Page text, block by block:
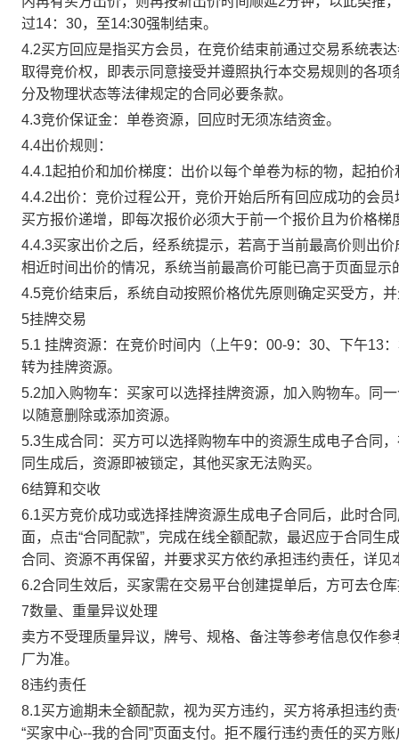
过14：30，至14:30强制结束。
4.2买方回应是指买方会员，在竞价结束前通过交易系统表
取得竞价权，即表示同意接受并遵照执行本交易规则的各
分及物理状态等法律规定的合同必要条款。
4.3竞价保证金：单卷资源，回应时无须冻结资金。
4.4出价规则：
4.4.1起拍价和加价梯度：出价以每个单卷为标的物，起拍
4.4.2出价：竞价过程公开，竞价开始后所有回应成功的会
买方报价递增，即每次报价必须大于前一个报价且为价格
4.4.3买家出价之后，经系统提示，若高于当前最高价则出
相近时间出价的情况，系统当前最高价可能已高于页面显示
4.5竞价结束后，系统自动按照价格优先原则确定买受方，
5挂牌交易
5.1 挂牌资源：在竞价时间内（上午9：00-9：30、下午13
转为挂牌资源。
5.2加入购物车：买家可以选择挂牌资源，加入购物车。同
以随意删除或添加资源。
5.3生成合同：买方可以选择购物车中的资源生成电子合同
同生成后，资源即被锁定，其他买家无法购买。
6结算和交收
6.1买方竞价成功或选择挂牌资源生成电子合同后，此时合
面，点击“合同配款”，完成在线全额配款，最迟应于合同
合同、资源不再保留，并要求买方依约承担违约责任，详见
6.2合同生效后，买家需在交易平台创建提单后，方可去仓
7数量、重量异议处理
卖方不受理质量异议，牌号、规格、备注等参考信息仅作
厂为准。
8违约责任
8.1买方逾期未全额配款，视为买方违约，买方将承担违约
“买家中心--我的合同”页面支付。拒不履行违约责任的买方